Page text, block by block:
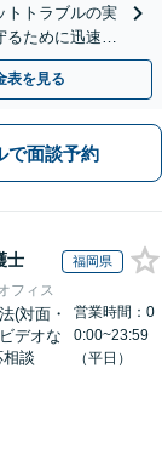
トトラブルの実
るために迅速に
】
表を見る
で面談予約
士 福岡県
フィス
(対面・
デオな
相談
営業時間：0
0:00~23:59
（平日）